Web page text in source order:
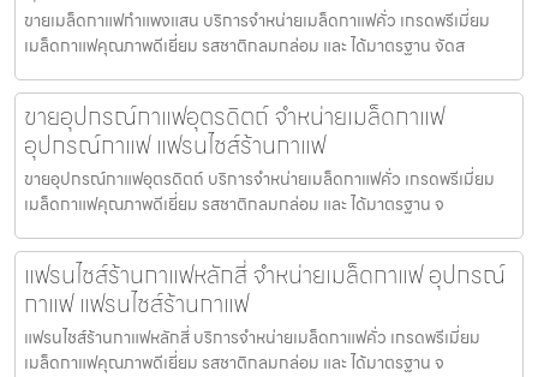
ขายเมล็ดกาแฟกำแพงแสน บริการจำหน่ายเมล็ดกาแฟคั่ว เกรดพรีเมี่ยม
เมล็ดกาแฟคุณภาพดีเยี่ยม รสชาติกลมกล่อม และ ได้มาตรฐาน จัดส
ขายอุปกรณ์กาแฟอุตรดิตถ์ จำหน่ายเมล็ดกาแฟ
อุปกรณ์กาแฟ แฟรนไชส์ร้านกาแฟ
ขายอุปกรณ์กาแฟอุตรดิตถ์ บริการจำหน่ายเมล็ดกาแฟคั่ว เกรดพรีเมี่ยม
เมล็ดกาแฟคุณภาพดีเยี่ยม รสชาติกลมกล่อม และ ได้มาตรฐาน จ
แฟรนไชส์ร้านกาแฟหลักสี่ จำหน่ายเมล็ดกาแฟ อุปกรณ์
กาแฟ แฟรนไชส์ร้านกาแฟ
แฟรนไชส์ร้านกาแฟหลักสี่ บริการจำหน่ายเมล็ดกาแฟคั่ว เกรดพรีเมี่ยม
เมล็ดกาแฟคุณภาพดีเยี่ยม รสชาติกลมกล่อม และ ได้มาตรฐาน จ